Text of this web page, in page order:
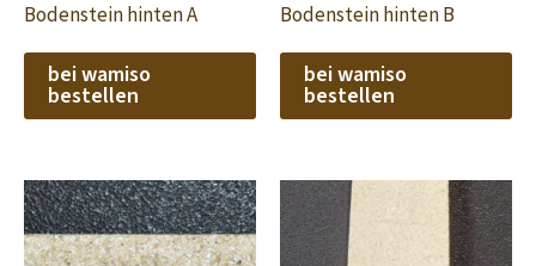
Bodenstein hinten A
bei wamiso
bestellen
Bodenstein hinten B
bei wamiso
bestellen